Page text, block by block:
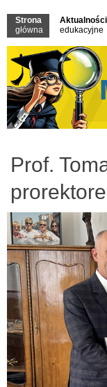
Strona
główna
Aktualności
edukacyjne
Prof.